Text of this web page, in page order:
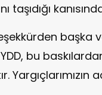
taşıdığı
bu